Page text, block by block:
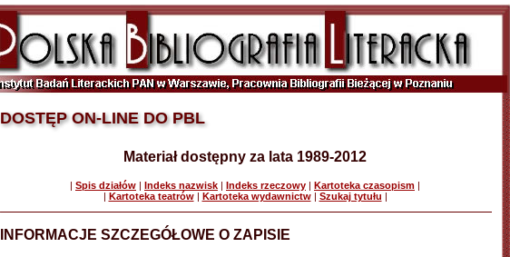
DOSTĘP ON-LINE DO PBL
Materiał dostępny za lata 1989-2012
| Spis działów | Indeks nazwisk | Indeks rzeczowy | Kartoteka czasopism |
| Kartoteka teatrów| Kartoteka wydawnictw| Szukaj tytułu |
INFORMACJE SZCZEGÓŁOWE O ZAPISIE